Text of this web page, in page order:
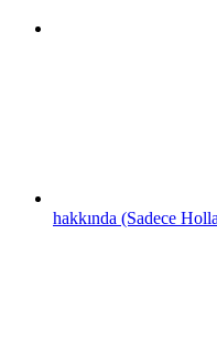
hakkında (Sadece